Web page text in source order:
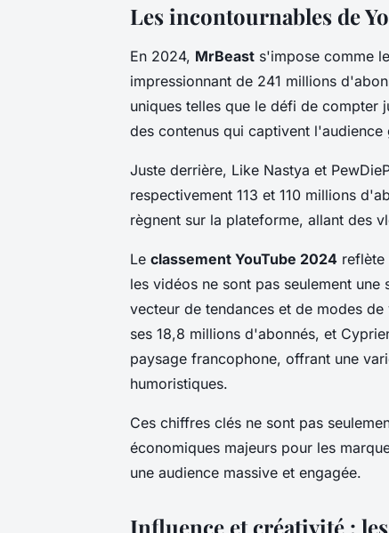
Les incontournables de
En 2024, MrBeast s'impose comme le
impressionnant de 241 millions
uniques telles que le défi de compter
des contenus qui captivent l'audience
Juste derrière, Like Nastya et
respectivement 113 et 110 millions
règnent sur la plateforme, allant des
Le classement YouTube 2024 reflète
les vidéos ne sont pas seulement
vecteur de tendances et de modes
ses 18,8 millions d'abonnés, et
paysage francophone, offrant une
humoristiques.
Ces chiffres clés ne sont pas
économiques majeurs pour les
une audience massive et engagée.
Influence et créativité :